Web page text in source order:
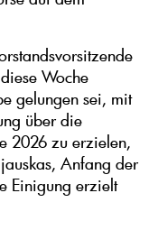
Woche
gelungen sei, mit
über die
2026 zu erzielen,
Anfang der
Einigung erzielt